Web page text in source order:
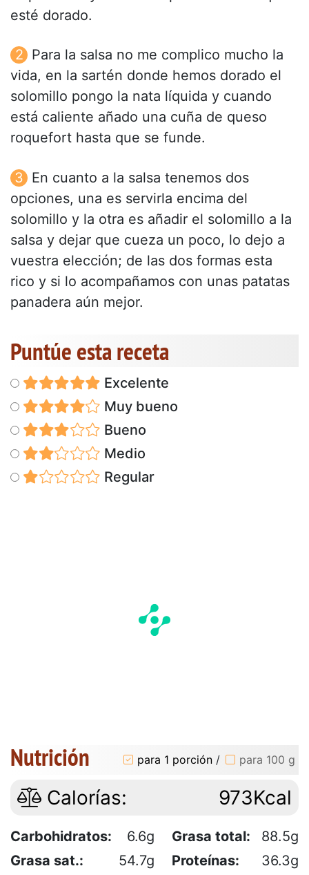
esté dorado.
Para la salsa no me complico mucho la
vida, en la sartén donde hemos dorado el
solomillo pongo la nata líquida y cuando
está caliente añado una cuña de queso
roquefort hasta que se funde.
En cuanto a la salsa tenemos dos
opciones, una es servirla encima del
solomillo y la otra es añadir el solomillo a la
salsa y dejar que cueza un poco, lo dejo a
vuestra elección; de las dos formas esta
rico y si lo acompañamos con unas patatas
panadera aún mejor.
Puntúe esta receta
Excelente
Muy bueno
Bueno
Medio
Regular
Nutrición para 1 porción / para 100 g
Calorías: 973Kcal
Carbohidratos: 6.6g Grasa total:
88.5g
Grasa sat.:
54.7g Proteínas:
36.3g